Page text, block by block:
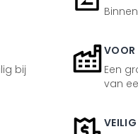
bij
VOOR
Een
van